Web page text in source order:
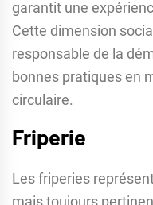
garantit une
Cette dimension
responsable de la
bonnes pratiques en
circulaire.
Friperie
Les friperies
mais toujours